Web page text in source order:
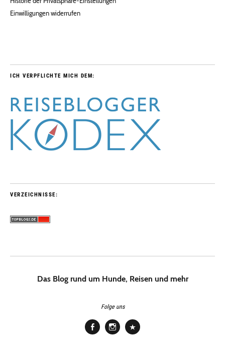
Einwilligungen widerrufen
ICH VERPFLICHTE MICH DEM:
VERZEICHNISSE:
Das Blog rund um Hunde, Reisen und mehr
Folge uns